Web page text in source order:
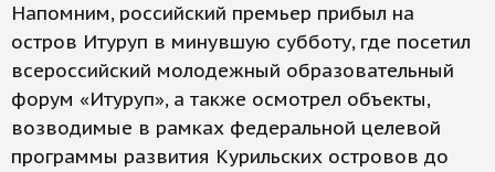
Напомним, российский премьер прибыл на
остров Итуруп в минувшую субботу, где посетил
всероссийский молодежный образовательный
форум «Итуруп», а также осмотрел объекты,
возводимые в рамках федеральной целевой
программы развития Курильских островов до